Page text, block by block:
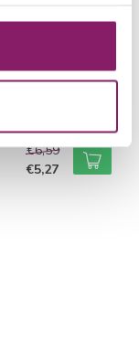
€60,44
€6,59
€5,27